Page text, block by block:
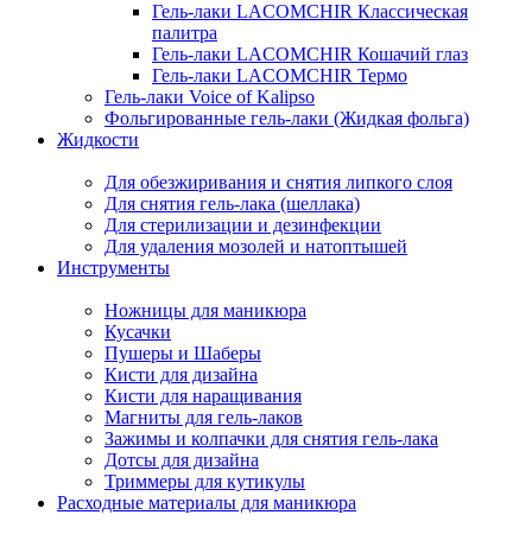
Гель-лаки LACOMCHIR Классическая
палитра
Гель-лаки LACOMCHIR Кошачий глаз
Гель-лаки LACOMCHIR Термо
Гель-лаки Voice of Kalipso
Фольгированные гель-лаки (Жидкая фольга)
Жидкости
Для обезжиривания и снятия липкого слоя
Для снятия гель-лака (шеллака)
Для стерилизации и дезинфекции
Для удаления мозолей и натоптышей
Инструменты
Ножницы для маникюра
Кусачки
Пушеры и Шаберы
Кисти для дизайна
Кисти для наращивания
Магниты для гель-лаков
Зажимы и колпачки для снятия гель-лака
Дотсы для дизайна
Триммеры для кутикулы
Расходные материалы для маникюра